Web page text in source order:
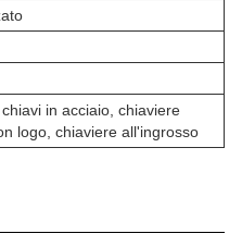
in acciaio, chiaviere
logo, chiaviere all'ingrosso